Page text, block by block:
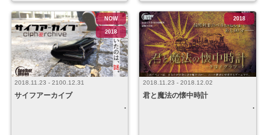
2018.11.23 - 2100.12.31
サイフアーカイブ
NOW
2018
2018.11.23 - 2018.12.02
君と魔法の懐中時計
2018